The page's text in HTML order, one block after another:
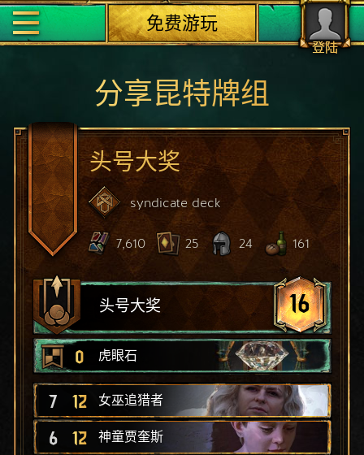
登陆
免费游玩
分享昆特牌组
头号大奖
syndicate deck
7,610 25 24 161
头号大奖 16
0 虎眼石
7 12 女巫追猎者
6 12 神童贾奎斯